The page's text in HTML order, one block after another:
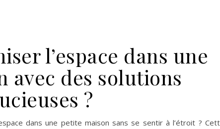
l’espace dans une
avec des solutions
?
dans une petite maison sans se sentir à l’étroit ?